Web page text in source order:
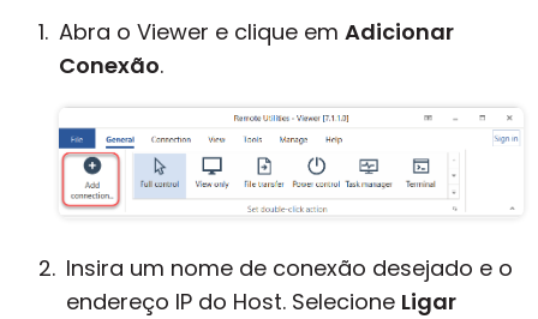
Abra o Viewer e clique em Adicionar
Conexão.
Insira um nome de conexão desejado e o
endereço IP do Host. Selecione Ligar